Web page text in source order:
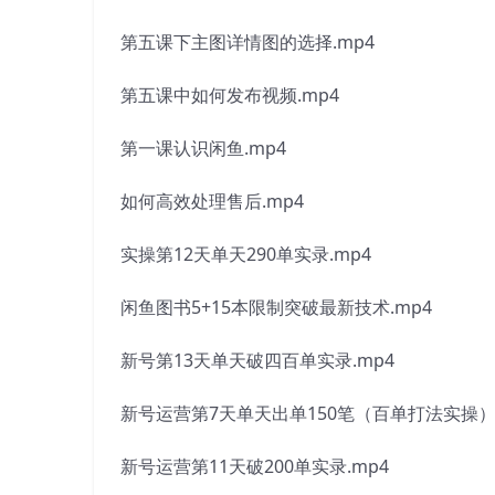
第五课下主图详情图的选择.mp4
第五课中如何发布视频.mp4
第一课认识闲鱼.mp4
如何高效处理售后.mp4
实操第12天单天290单实录.mp4
闲鱼图书5+15本限制突破最新技术.mp4
新号第13天单天破四百单实录.mp4
新号运营第7天单天出单150笔（百单打法实操
新号运营第11天破200单实录.mp4